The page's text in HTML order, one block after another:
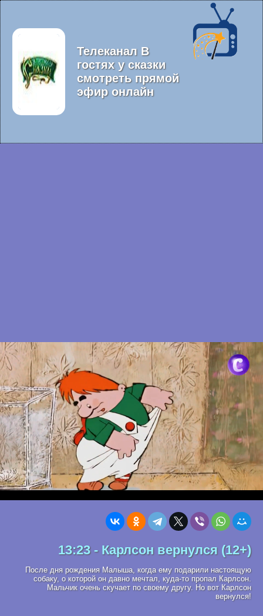
Телеканал В
гостях у сказки
смотреть прямой
эфир онлайн
13:23 - Карлсон вернулся (12+)
После дня рождения Малыша, когда ему подарили настоящую
собаку, о которой он давно мечтал, куда-то пропал Карлсон.
Мальчик очень скучает по своему другу. Но вот Карлсон
вернулся!